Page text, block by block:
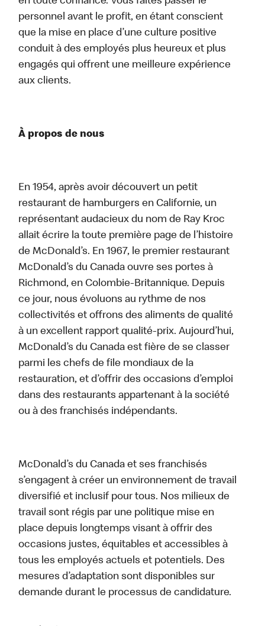
personnel avant le profit, en étant conscient
que la mise en place d’une culture positive
conduit à des employés plus heureux et plus
engagés qui offrent une meilleure expérience
aux clients.
À propos de nous
En 1954, après avoir découvert un petit
restaurant de hamburgers en Californie, un
représentant audacieux du nom de Ray Kroc
allait écrire la toute première page de l’histoire
de McDonald’s. En 1967, le premier restaurant
McDonald’s du Canada ouvre ses portes à
Richmond, en Colombie-Britannique. Depuis
ce jour, nous évoluons au rythme de nos
collectivités et offrons des aliments de qualité
à un excellent rapport qualité-prix. Aujourd’hui,
McDonald’s du Canada est fière de se classer
parmi les chefs de file mondiaux de la
restauration, et d’offrir des occasions d’emploi
dans des restaurants appartenant à la société
ou à des franchisés indépendants.
McDonald’s du Canada et ses franchisés
s’engagent à créer un environnement de travail
diversifié et inclusif pour tous. Nos milieux de
travail sont régis par une politique mise en
place depuis longtemps visant à offrir des
occasions justes, équitables et accessibles à
tous les employés actuels et potentiels. Des
mesures d’adaptation sont disponibles sur
demande durant le processus de candidature.